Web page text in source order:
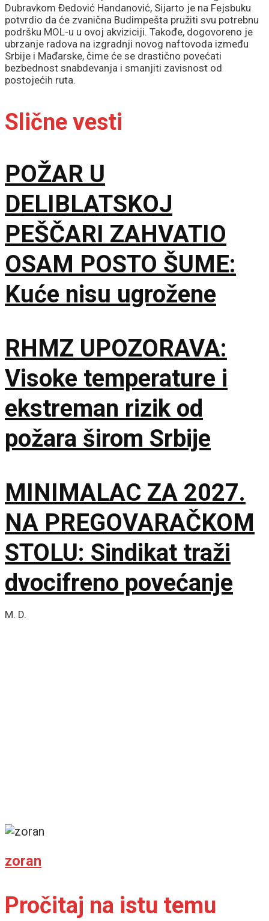
Dubravkom Đedović Handanović, Sijarto je na Fejsbuku
potvrdio da će zvanična Budimpešta pružiti svu potrebnu
podršku MOL-u u ovoj akviziciji. Takođe, dogovoreno je
ubrzanje radova na izgradnji novog naftovoda između
Srbije i Mađarske, čime će se drastično povećati
bezbednost snabdevanja i smanjiti zavisnost od
postojećih ruta.
Slične vesti
POŽAR U
DELIBLATSKOJ
PEŠČARI ZAHVATIO
OSAM POSTO ŠUME:
Kuće nisu ugrožene
RHMZ UPOZORAVA:
Visoke temperature i
ekstreman rizik od
požara širom Srbije
MINIMALAC ZA 2027.
NA PREGOVARAČKOM
STOLU: Sindikat traži
dvocifreno povećanje
M. D.
zoran
Pročitaj na istu temu